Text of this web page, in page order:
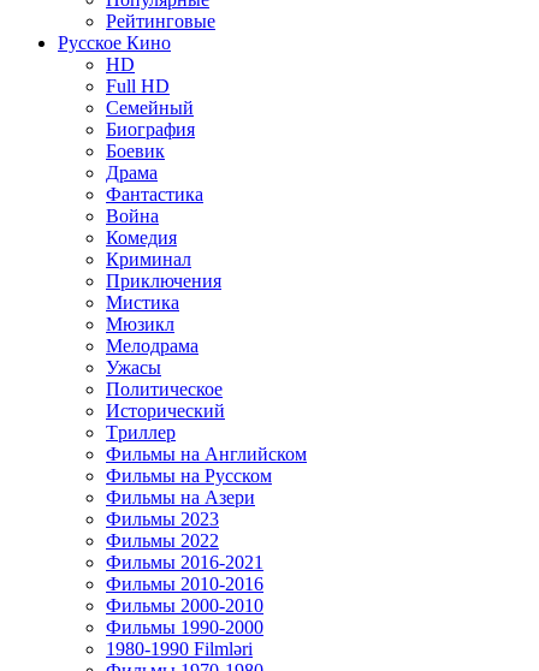
Рейтинговые
Русское Кино
HD
Full HD
Семейный
Биография
Боевик
Драма
Фантастика
Война
Комедия
Криминал
Приключения
Мистика
Мюзикл
Мелодрама
Ужасы
Политическое
Исторический
Tриллер
Фильмы на Английском
Фильмы на Русском
Фильмы на Азери
Фильмы 2023
Фильмы 2022
Фильмы 2016-2021
Фильмы 2010-2016
Фильмы 2000-2010
Фильмы 1990-2000
1980-1990 Filmləri